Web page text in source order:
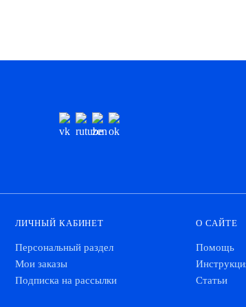
ЛИЧНЫЙ КАБИНЕТ
Персональный раздел
Мои заказы
Подписка на рассылки
О САЙТЕ
Помощь
Статьи